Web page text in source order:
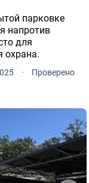
парковке
напротив
для
охрана.
·
Проверено